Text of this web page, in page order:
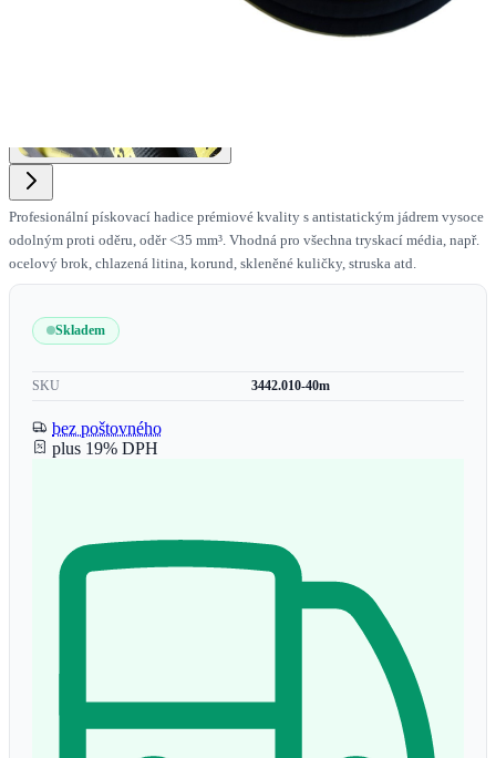
Profesionální pískovací hadice prémiové kvality s antistatickým jádrem vysoce
odolným proti oděru, oděr <35 mm³. Vhodná pro všechna tryskací média, např.
ocelový brok, chlazená litina, korund, skleněné kuličky, struska atd.
Skladem
SKU 3442.010-40m
bez poštovného
plus 19% DPH